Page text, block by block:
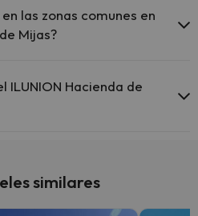
las zonas comunes en
Mijas?
ILUNION Hacienda de
similares